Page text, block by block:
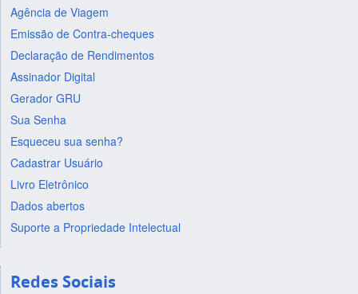
Agência de Viagem
Emissão de Contra-cheques
Declaração de Rendimentos
Assinador Digital
Gerador GRU
Sua Senha
Esqueceu sua senha?
Cadastrar Usuário
Livro Eletrônico
Dados abertos
Suporte a Propriedade Intelectual
Redes Sociais